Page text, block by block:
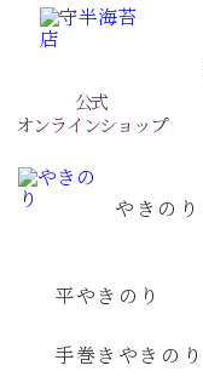
公式
オンラインショップ
やきのり
平やきのり
手巻きやきのり